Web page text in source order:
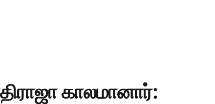
காலமானார்: